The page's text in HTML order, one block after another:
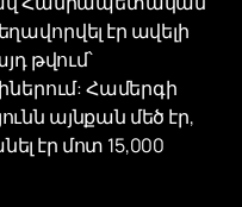
էր ավելի
թվում՝
Համերգի
այնքան մեծ էր,
էր մոտ 15,000